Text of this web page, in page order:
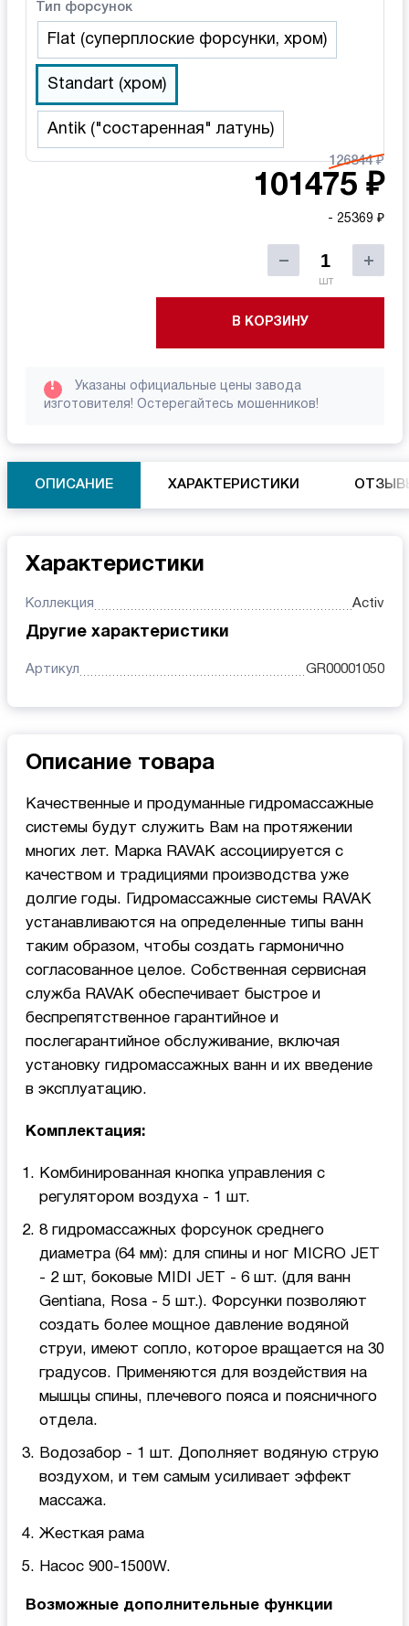
Тип форсунок
Flat (суперплоские форсунки, хром)
Standart (хром)
Аntik ("состаренная" латунь)
126844 ₽
101475 ₽
- 25369 ₽
шт
В КОРЗИНУ
!
Указаны официальные цены завода
изготовителя! Остерегайтесь мошенников!
ОПИСАНИЕ ХАРАКТЕРИСТИКИ
Характеристики
Коллекция Activ
Другие характеристики
Артикул GR00001050
Описание товара
Качественные и продуманные гидромассажные
системы будут служить Вам на протяжении
многих лет. Марка RAVAK ассоциируется с
качеством и традициями производства уже
долгие годы. Гидромассажные системы RAVAK
устанавливаются на определенные типы ванн
таким образом, чтобы создать гармонично
согласованное целое. Собственная сервисная
служба RAVAK обеспечивает быстрое и
беспрепятственное гарантийное и
послегарантийное обслуживание, включая
установку гидромассажных ванн и их введение
в эксплуатацию.
Комплектация:
Комбинированная кнопка управления с
регулятором воздуха - 1 шт.
8 гидромассажных форсунок среднего
диаметра (64 мм): для спины и ног MICRO JET
- 2 шт, боковые MIDI JET - 6 шт. (для ванн
Gentiana, Rosa - 5 шт.). Форсунки позволяют
создать более мощное давление водяной
струи, имеют сопло, которое вращается на 30
градусов. Применяются для воздействия на
мышцы спины, плечевого пояса и поясничного
отдела.
Водозабор - 1 шт. Дополняет водяную струю
воздухом, и тем самым усиливает эффект
массажа.
Жесткая рама
Насос 900-1500W.
Возможные дополнительные функции